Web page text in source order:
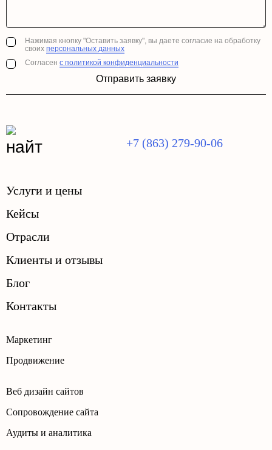
Нажимая кнопку "Оставить заявку", вы даете согласие на обработку
своих персональных данных
Согласен с политикой конфиденциальности
Отправить заявку
+7 (863) 279-90-06
Маркетинг
Продвижение
Веб дизайн сайтов
Сопровождение сайта
Аудиты и аналитика
Услуги и цены
Кейсы
Отрасли
Клиенты и отзывы
Блог
Контакты